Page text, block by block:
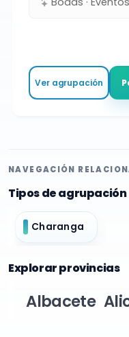
Ver agrupación
NAVEGACIÓN
Tipos de agrupación
Charanga
Explorar provincias
Albacete